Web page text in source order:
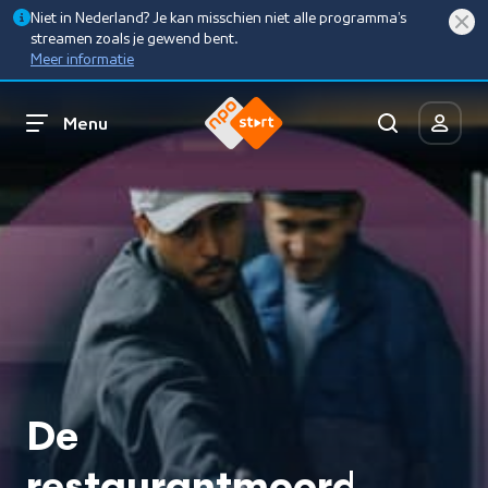
Niet in Nederland? Je kan misschien niet alle programma’s
streamen zoals je gewend bent.
Meer informatie
Menu
De